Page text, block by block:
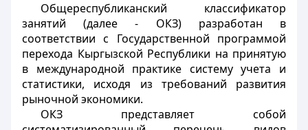
Общереспубликанский классификатор
занятий (далее - ОКЗ) разработан в
соответствии с Государственной программой
перехода Кыргызской Республики на принятую
в международной практике систему учета и
статистики, исходя из требований развития
рыночной экономики.
ОКЗ представляет собой